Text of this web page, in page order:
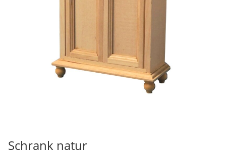
Schrank natur